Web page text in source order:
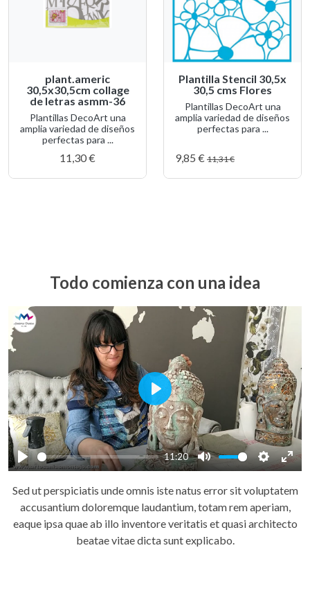
plant.americ
30,5x30,5cm collage
de letras asmm-36
Plantillas DecoArt una
amplia variedad de diseños
perfectas para ...
11,30 €
Plantilla Stencil 30,5x
30,5 cms Flores
Plantillas DecoArt una
amplia variedad de diseños
perfectas para ...
9,85 € 11,31 €
Todo comienza con una idea
Play
11:20
Mute Settings
Play
Sed ut perspiciatis unde omnis iste natus error sit voluptatem
accusantium doloremque laudantium, totam rem aperiam,
eaque ipsa quae ab illo inventore veritatis et quasi architecto
beatae vitae dicta sunt explicabo.